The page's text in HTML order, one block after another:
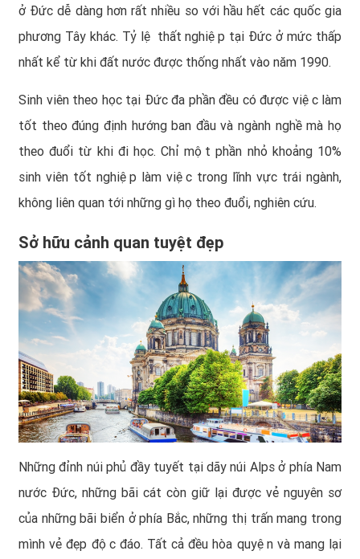
ở Đức dễ dàng hơn rất nhiều so với hầu hết các quốc gia
phương Tây khác. Tỷ lệ thất nghiệp tại Đức ở mức thấp
nhất kể từ khi đất nước được thống nhất vào năm 1990.
Sinh viên theo học tại Đức đa phần đều có được việc làm
tốt theo đúng định hướng ban đầu và ngành nghề mà họ
theo đuổi từ khi đi học. Chỉ một phần nhỏ khoảng 10%
sinh viên tốt nghiệp làm việc trong lĩnh vực trái ngành,
không liên quan tới những gì họ theo đuổi, nghiên cứu.
Sở hữu cảnh quan tuyệt đẹp
Những đỉnh núi phủ đầy tuyết tại dãy núi Alps ở phía Nam
nước Đức, những bãi cát còn giữ lại được vẻ nguyên sơ
của những bãi biển ở phía Bắc, những thị trấn mang trong
mình vẻ đẹp độc đáo. Tất cả đều hòa quyện và mang lại